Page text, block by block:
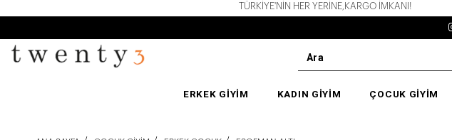
TÜRKİYE'NİN HER YERİNE,KARGO İMKANI!
ERKEK GİYİM KADIN GİYİM ÇOCUK GİYİM